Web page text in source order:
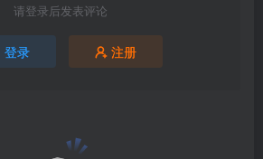
请登录后发表评论
登录 注册